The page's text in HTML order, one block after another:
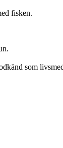
fisken.
som